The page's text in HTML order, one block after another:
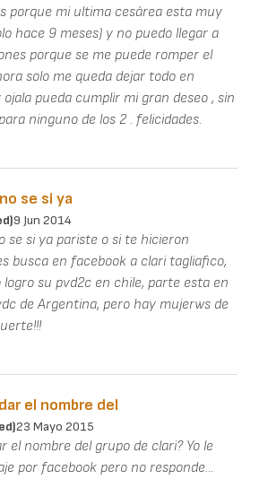
porque mi ultima cesárea esta muy
hace 9 meses) y no puedo llegar a
porque se me puede romper el
solo me queda dejar todo en
ojala pueda cumplir mi gran deseo , sin
ninguno de los 2 . felicidades.
se si ya
9 Jun 2014
se si ya pariste o si te hicieron
busca en facebook a clari tagliafico,
logro su pvd2c en chile, parte esta en
de Argentina, pero hay mujerws de
el nombre del
23 Mayo 2015
el nombre del grupo de clari? Yo le
por facebook pero no responde...